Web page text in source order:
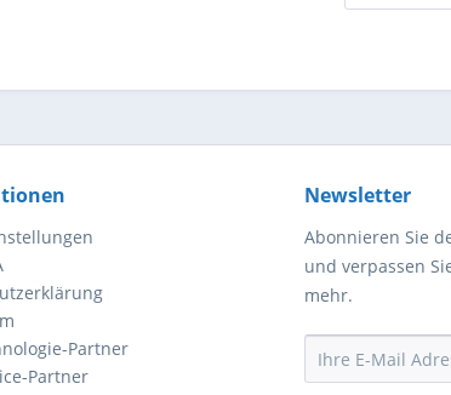
Partner
Partner
Newsletter
Abonnieren Sie
und verpassen
mehr.